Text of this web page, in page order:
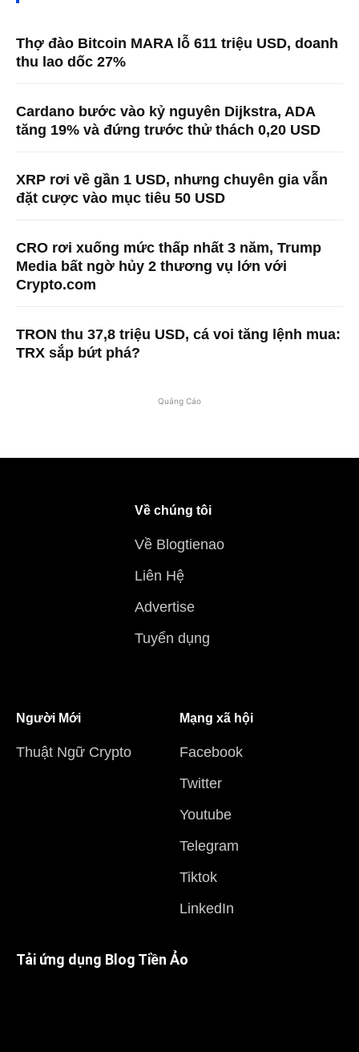
Thợ đào Bitcoin MARA lỗ 611 triệu USD, doanh
thu lao dốc 27%
Cardano bước vào kỷ nguyên Dijkstra, ADA
tăng 19% và đứng trước thử thách 0,20 USD
XRP rơi về gần 1 USD, nhưng chuyên gia vẫn
đặt cược vào mục tiêu 50 USD
CRO rơi xuống mức thấp nhất 3 năm, Trump
Media bất ngờ hủy 2 thương vụ lớn với
Crypto.com
TRON thu 37,8 triệu USD, cá voi tăng lệnh mua:
TRX sắp bứt phá?
Quảng Cáo
Về chúng tôi
Về Blogtienao
Liên Hệ
Advertise
Tuyển dụng
Người Mới
Thuật Ngữ Crypto
Mạng xã hội
Facebook
Twitter
Youtube
Telegram
Tiktok
LinkedIn
Tải ứng dụng Blog Tiền Ảo